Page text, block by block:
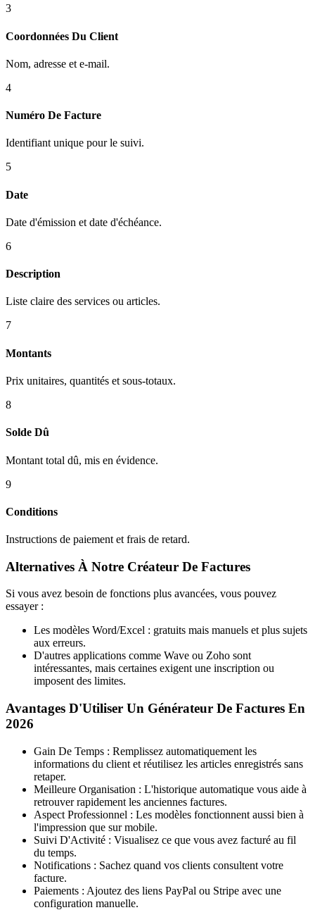
3
Coordonnées Du Client
Nom, adresse et e-mail.
4
Numéro De Facture
Identifiant unique pour le suivi.
5
Date
Date d'émission et date d'échéance.
6
Description
Liste claire des services ou articles.
7
Montants
Prix unitaires, quantités et sous-totaux.
8
Solde Dû
Montant total dû, mis en évidence.
9
Conditions
Instructions de paiement et frais de retard.
Alternatives À Notre Créateur De Factures
Si vous avez besoin de fonctions plus avancées, vous pouvez
essayer :
Les modèles Word/Excel : gratuits mais manuels et plus sujets
aux erreurs.
D'autres applications comme Wave ou Zoho sont
intéressantes, mais certaines exigent une inscription ou
imposent des limites.
Avantages D'Utiliser Un Générateur De Factures En
2026
Gain De Temps : Remplissez automatiquement les
informations du client et réutilisez les articles enregistrés sans
retaper.
Meilleure Organisation : L'historique automatique vous aide à
retrouver rapidement les anciennes factures.
Aspect Professionnel : Les modèles fonctionnent aussi bien à
l'impression que sur mobile.
Suivi D'Activité : Visualisez ce que vous avez facturé au fil
du temps.
Notifications : Sachez quand vos clients consultent votre
facture.
Paiements : Ajoutez des liens PayPal ou Stripe avec une
configuration manuelle.